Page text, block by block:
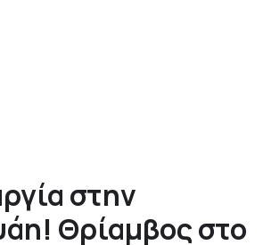
στην
Θρίαμβος στο